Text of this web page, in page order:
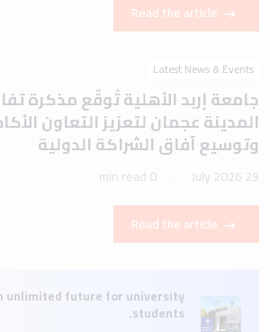
Read the article
Latest News & Events
جامعة إربد الأهلية تُوقّع مذكرة
المدينة عجمان لتعزيز التعاون
وتوسيع آفاق الشراكة الدولية
29 July 2026
0 min read
Read the article
unlimited future for university
students.